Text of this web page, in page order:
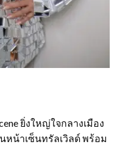
ยิ่งใหญ่ใจกลางเมือง
หน้าเซ็นทรัลเวิลด์ พร้อม